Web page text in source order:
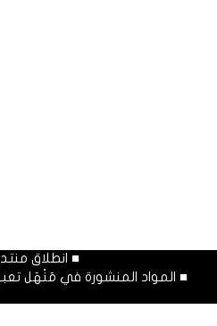
■ انطلاق منتدى منهل
■ المواد المنشورة في مَنْهَل